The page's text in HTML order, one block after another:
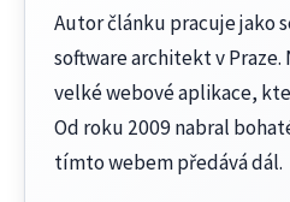
Autor článku pracuje jako
software architekt v Praze.
velké webové aplikace,
Od roku 2009 nabral
tímto webem předává dál.